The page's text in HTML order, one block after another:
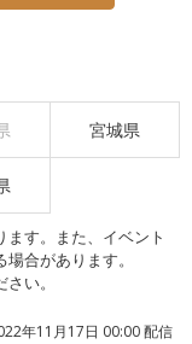
宮城県
す。また、イベント
合があります。
い。
年11月17日 00:00 配信